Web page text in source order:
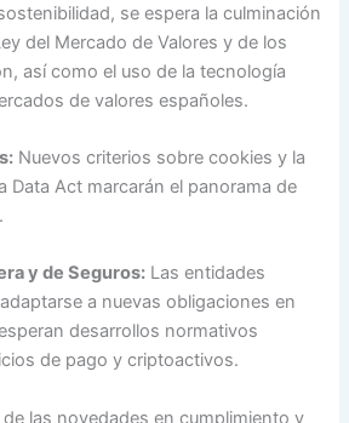
se espera la culminación
del Mercado de Valores y de los
así como el uso de la tecnología
de valores españoles.
Nuevos criterios sobre cookies y la
Data Act marcarán el panorama de
y de Seguros: Las entidades
a nuevas obligaciones en
desarrollos normativos
de pago y criptoactivos.
de las novedades en cumplimiento y